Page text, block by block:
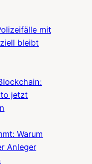
mit
bleibt
jetzt
Warum
Anleger